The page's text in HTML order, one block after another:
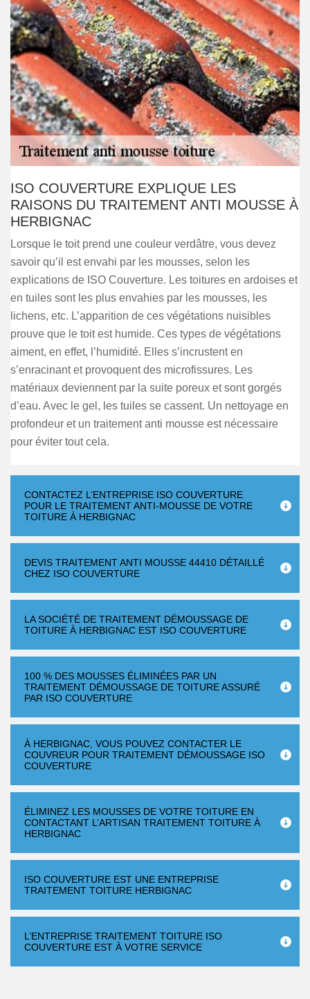
ISO COUVERTURE EXPLIQUE LES
RAISONS DU TRAITEMENT ANTI MOUSSE À
HERBIGNAC
Lorsque le toit prend une couleur verdâtre, vous devez
savoir qu’il est envahi par les mousses, selon les
explications de ISO Couverture. Les toitures en ardoises et
en tuiles sont les plus envahies par les mousses, les
lichens, etc. L’apparition de ces végétations nuisibles
prouve que le toit est humide. Ces types de végétations
aiment, en effet, l’humidité. Elles s’incrustent en
s’enracinant et provoquent des microfissures. Les
matériaux deviennent par la suite poreux et sont gorgés
d’eau. Avec le gel, les tuiles se cassent. Un nettoyage en
profondeur et un traitement anti mousse est nécessaire
pour éviter tout cela.
CONTACTEZ L’ENTREPRISE ISO COUVERTURE
POUR LE TRAITEMENT ANTI-MOUSSE DE VOTRE
TOITURE À HERBIGNAC
DEVIS TRAITEMENT ANTI MOUSSE 44410 DÉTAILLÉ
CHEZ ISO COUVERTURE
LA SOCIÉTÉ DE TRAITEMENT DÉMOUSSAGE DE
TOITURE À HERBIGNAC EST ISO COUVERTURE
100 % DES MOUSSES ÉLIMINÉES PAR UN
TRAITEMENT DÉMOUSSAGE DE TOITURE ASSURÉ
PAR ISO COUVERTURE
À HERBIGNAC, VOUS POUVEZ CONTACTER LE
COUVREUR POUR TRAITEMENT DÉMOUSSAGE ISO
COUVERTURE
ÉLIMINEZ LES MOUSSES DE VOTRE TOITURE EN
CONTACTANT L’ARTISAN TRAITEMENT TOITURE À
HERBIGNAC
ISO COUVERTURE EST UNE ENTREPRISE
TRAITEMENT TOITURE HERBIGNAC
L’ENTREPRISE TRAITEMENT TOITURE ISO
COUVERTURE EST À VOTRE SERVICE